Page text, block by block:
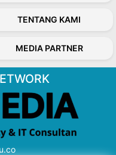
TENTANG KAMI
MEDIA PARTNER